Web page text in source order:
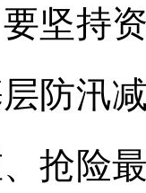
坚持
防汛
抢险